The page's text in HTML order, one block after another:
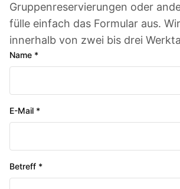
Gruppenreservierungen oder
fülle einfach das Formular aus.
innerhalb von zwei bis drei
Name *
E-Mail *
Betreff *